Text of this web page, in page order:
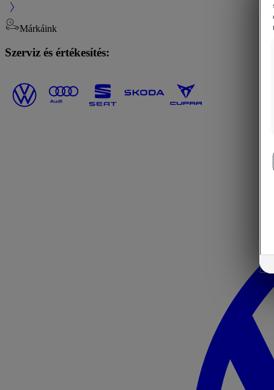
Márkáink
Szerviz és értékesítés: